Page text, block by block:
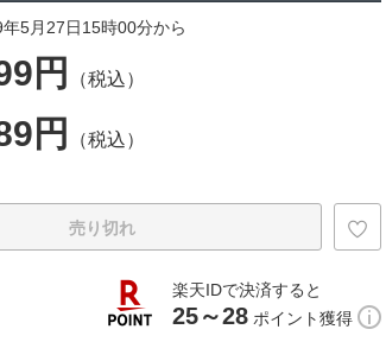
5月27日15時00分から
円 （税込）
円 （税込）
売り切れ
楽天IDで決済すると
25～28 ポイント獲得